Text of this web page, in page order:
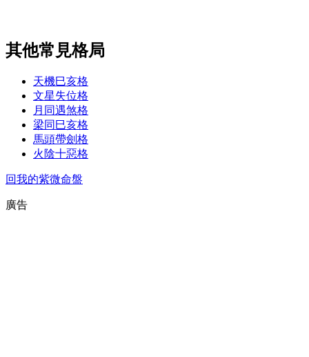
其他常見格局
天機巳亥格
文星失位格
月同遇煞格
梁同巳亥格
馬頭帶劍格
火陰十惡格
回我的紫微命盤
廣告